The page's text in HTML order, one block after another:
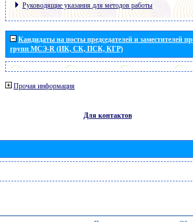
Руководящие указания для методов работы
Кандидаты на посты председателей и заместителей
групп МСЭ-R (ИК, СК, ПСК, КГР)
Прочая информация
Для контактов